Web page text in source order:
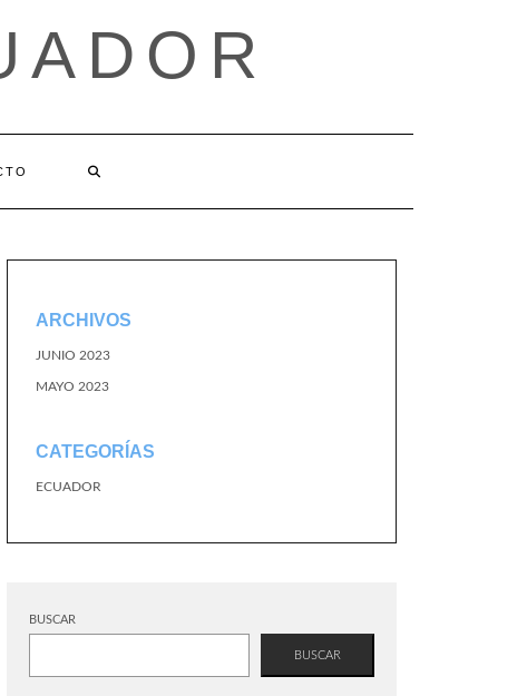
ARCHIVOS
JUNIO 2023
MAYO 2023
CATEGORÍAS
ECUADOR
BUSCAR
BUSCAR